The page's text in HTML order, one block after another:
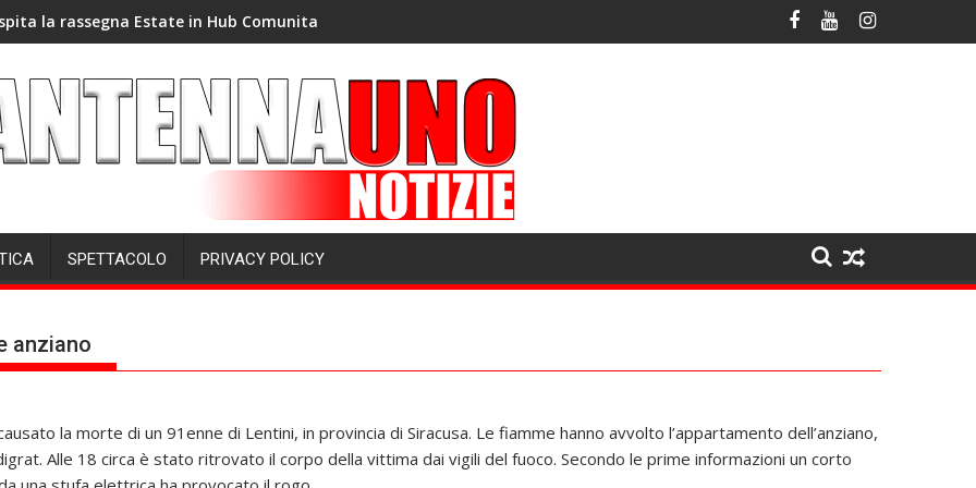
la rassegna Estate in Hub Comunita
SPETTACOLO PRIVACY POLICY
anziano
la morte di un 91enne di Lentini, in provincia di Siracusa. Le fiamme hanno avvolto l’appartamento dell’anziano,
Alle 18 circa è stato ritrovato il corpo della vittima dai vigili del fuoco. Secondo le prime informazioni un corto